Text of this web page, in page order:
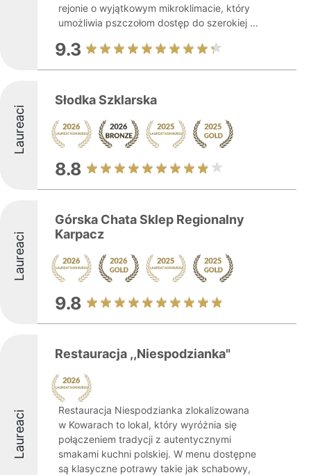
rejonie o wyjątkowym mikroklimacie, który
umożliwia pszczołom dostęp do szerokiej ...
9.3
Laureaci
Słodka Szklarska
8.8
Laureaci
Górska Chata Sklep Regionalny
Karpacz
9.8
Laureaci
Restauracja ,,Niespodzianka"
Restauracja Niespodzianka zlokalizowana
w Kowarach to lokal, który wyróżnia się
połączeniem tradycji z autentycznymi
smakami kuchni polskiej. W menu dostępne
są klasyczne potrawy takie jak schabowy,